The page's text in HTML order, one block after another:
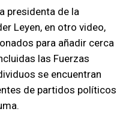
presidenta de la
Leyen, en otro video,
para añadir cerca
las Fuerzas
se encuentran
de partidos políticos